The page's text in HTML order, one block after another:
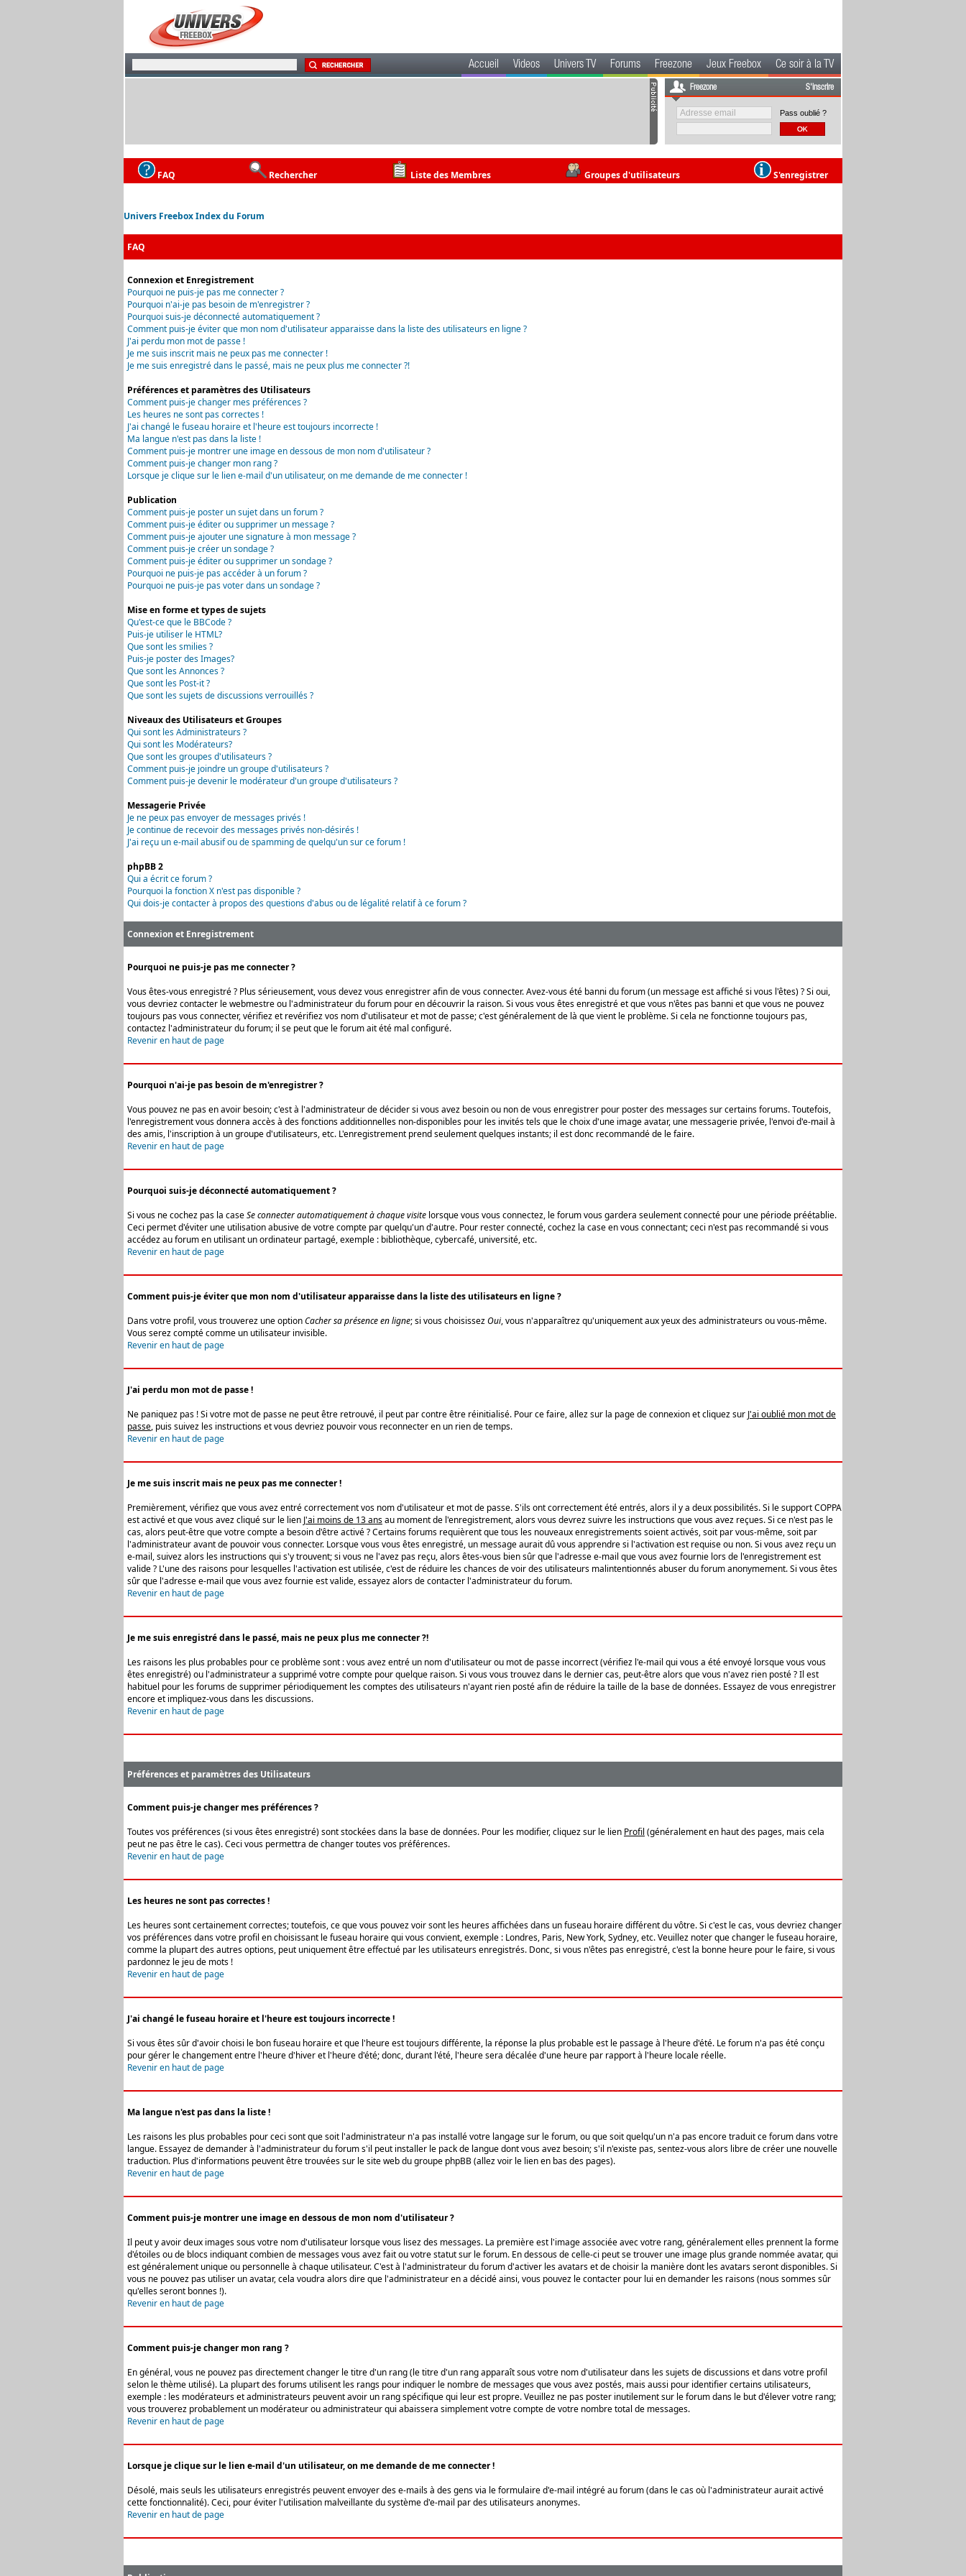
Accueil Videos Univers TV Forums Freezone Jeux Freebox Ce soir à la TV
Freezone S'inscrire
Pass oublié ?
FAQ Rechercher Liste des Membres Groupes d'utilisateurs S'enregistrer
Univers Freebox Index du Forum
FAQ
Connexion et Enregistrement
Pourquoi ne puis-je pas me connecter ?
Pourquoi n'ai-je pas besoin de m'enregistrer ?
Pourquoi suis-je déconnecté automatiquement ?
Comment puis-je éviter que mon nom d'utilisateur apparaisse dans la liste des utilisateurs en ligne ?
J'ai perdu mon mot de passe !
Je me suis inscrit mais ne peux pas me connecter !
Je me suis enregistré dans le passé, mais ne peux plus me connecter ?!
Préférences et paramètres des Utilisateurs
Comment puis-je changer mes préférences ?
Les heures ne sont pas correctes !
J'ai changé le fuseau horaire et l'heure est toujours incorrecte !
Ma langue n'est pas dans la liste !
Comment puis-je montrer une image en dessous de mon nom d'utilisateur ?
Comment puis-je changer mon rang ?
Lorsque je clique sur le lien e-mail d'un utilisateur, on me demande de me connecter !
Publication
Comment puis-je poster un sujet dans un forum ?
Comment puis-je éditer ou supprimer un message ?
Comment puis-je ajouter une signature à mon message ?
Comment puis-je créer un sondage ?
Comment puis-je éditer ou supprimer un sondage ?
Pourquoi ne puis-je pas accéder à un forum ?
Pourquoi ne puis-je pas voter dans un sondage ?
Mise en forme et types de sujets
Qu'est-ce que le BBCode ?
Puis-je utiliser le HTML?
Que sont les smilies ?
Puis-je poster des Images?
Que sont les Annonces ?
Que sont les Post-it ?
Que sont les sujets de discussions verrouillés ?
Niveaux des Utilisateurs et Groupes
Qui sont les Administrateurs ?
Qui sont les Modérateurs?
Que sont les groupes d'utilisateurs ?
Comment puis-je joindre un groupe d'utilisateurs ?
Comment puis-je devenir le modérateur d'un groupe d'utilisateurs ?
Messagerie Privée
Je ne peux pas envoyer de messages privés !
Je continue de recevoir des messages privés non-désirés !
J'ai reçu un e-mail abusif ou de spamming de quelqu'un sur ce forum !
phpBB 2
Qui a écrit ce forum ?
Pourquoi la fonction X n'est pas disponible ?
Qui dois-je contacter à propos des questions d'abus ou de légalité relatif à ce forum ?
Connexion et Enregistrement
Pourquoi ne puis-je pas me connecter ?
Vous êtes-vous enregistré ? Plus sérieusement, vous devez vous enregistrer afin de vous connecter. Avez-vous été banni du forum (un message est affiché si vous l'êtes) ? Si oui,
vous devriez contacter le webmestre ou l'administrateur du forum pour en découvrir la raison. Si vous vous êtes enregistré et que vous n'êtes pas banni et que vous ne pouvez
toujours pas vous connecter, vérifiez et revérifiez vos nom d'utilisateur et mot de passe; c'est généralement de là que vient le problème. Si cela ne fonctionne toujours pas,
contactez l'administrateur du forum; il se peut que le forum ait été mal configuré.
Revenir en haut de page
Pourquoi n'ai-je pas besoin de m'enregistrer ?
Vous pouvez ne pas en avoir besoin; c'est à l'administrateur de décider si vous avez besoin ou non de vous enregistrer pour poster des messages sur certains forums. Toutefois,
l'enregistrement vous donnera accès à des fonctions additionnelles non-disponibles pour les invités tels que le choix d'une image avatar, une messagerie privée, l'envoi d'e-mail à
des amis, l'inscription à un groupe d'utilisateurs, etc. L'enregistrement prend seulement quelques instants; il est donc recommandé de le faire.
Revenir en haut de page
Pourquoi suis-je déconnecté automatiquement ?
Si vous ne cochez pas la caseSe connecter automatiquement à chaque visite lorsque vous vous connectez, le forum vous gardera seulement connecté pour une période préétablie.
Ceci permet d'éviter une utilisation abusive de votre compte par quelqu'un d'autre. Pour rester connecté, cochez la case en vous connectant; ceci n'est pas recommandé si vous
accédez au forum en utilisant un ordinateur partagé, exemple : bibliothèque, cybercafé, université, etc.
Revenir en haut de page
Comment puis-je éviter que mon nom d'utilisateur apparaisse dans la liste des utilisateurs en ligne ?
Dans votre profil, vous trouverez une optionCacher sa présence en ligne; si vous choisissezOui, vous n'apparaîtrez qu'uniquement aux yeux des administrateurs ou vous-même.
Vous serez compté comme un utilisateur invisible.
Revenir en haut de page
J'ai perdu mon mot de passe !
Ne paniquez pas ! Si votre mot de passe ne peut être retrouvé, il peut par contre être réinitialisé. Pour ce faire, allez sur la page de connexion et cliquez sur J'ai oublié mon mot de
passe, puis suivez les instructions et vous devriez pouvoir vous reconnecter en un rien de temps.
Revenir en haut de page
Je me suis inscrit mais ne peux pas me connecter !
Premièrement, vérifiez que vous avez entré correctement vos nom d'utilisateur et mot de passe. S'ils ont correctement été entrés, alors il y a deux possibilités. Si le support COPPA
est activé et que vous avez cliqué sur le lien J'ai moins de 13 ansau moment de l'enregistrement, alors vous devrez suivre les instructions que vous avez reçues. Si ce n'est pas le
cas, alors peut-être que votre compte a besoin d'être activé ? Certains forums requièrent que tous les nouveaux enregistrements soient activés, soit par vous-même, soit par
l'administrateur avant de pouvoir vous connecter. Lorsque vous vous êtes enregistré, un message aurait dû vous apprendre si l'activation est requise ou non. Si vous avez reçu un
e-mail, suivez alors les instructions qui s'y trouvent; si vous ne l'avez pas reçu, alors êtes-vous bien sûr que l'adresse e-mail que vous avez fournie lors de l'enregistrement est
valide ? L'une des raisons pour lesquelles l'activation est utilisée, c'est de réduire les chances de voir des utilisateurs malintentionnés abuser du forum anonymement. Si vous êtes
sûr que l'adresse e-mail que vous avez fournie est valide, essayez alors de contacter l'administrateur du forum.
Revenir en haut de page
Je me suis enregistré dans le passé, mais ne peux plus me connecter ?!
Les raisons les plus probables pour ce problème sont : vous avez entré un nom d'utilisateur ou mot de passe incorrect (vérifiez l'e-mail qui vous a été envoyé lorsque vous vous
êtes enregistré) ou l'administrateur a supprimé votre compte pour quelque raison. Si vous vous trouvez dans le dernier cas, peut-être alors que vous n'avez rien posté ? Il est
habituel pour les forums de supprimer périodiquement les comptes des utilisateurs n'ayant rien posté afin de réduire la taille de la base de données. Essayez de vous enregistrer
encore et impliquez-vous dans les discussions.
Revenir en haut de page
Préférences et paramètres des Utilisateurs
Comment puis-je changer mes préférences ?
Toutes vos préférences (si vous êtes enregistré) sont stockées dans la base de données. Pour les modifier, cliquez sur le lien Profil (généralement en haut des pages, mais cela
peut ne pas être le cas). Ceci vous permettra de changer toutes vos préférences.
Revenir en haut de page
Les heures ne sont pas correctes !
Les heures sont certainement correctes; toutefois, ce que vous pouvez voir sont les heures affichées dans un fuseau horaire différent du vôtre. Si c'est le cas, vous devriez changer
vos préférences dans votre profil en choisissant le fuseau horaire qui vous convient, exemple : Londres, Paris, New York, Sydney, etc. Veuillez noter que changer le fuseau horaire,
comme la plupart des autres options, peut uniquement être effectué par les utilisateurs enregistrés. Donc, si vous n'êtes pas enregistré, c'est la bonne heure pour le faire, si vous
pardonnez le jeu de mots !
Revenir en haut de page
J'ai changé le fuseau horaire et l'heure est toujours incorrecte !
Si vous êtes sûr d'avoir choisi le bon fuseau horaire et que l'heure est toujours différente, la réponse la plus probable est le passage à l'heure d'été. Le forum n'a pas été conçu
pour gérer le changement entre l'heure d'hiver et l'heure d'été; donc, durant l'été, l'heure sera décalée d'une heure par rapport à l'heure locale réelle.
Revenir en haut de page
Ma langue n'est pas dans la liste !
Les raisons les plus probables pour ceci sont que soit l'administrateur n'a pas installé votre langage sur le forum, ou que soit quelqu'un n'a pas encore traduit ce forum dans votre
langue. Essayez de demander à l'administrateur du forum s'il peut installer le pack de langue dont vous avez besoin; s'il n'existe pas, sentez-vous alors libre de créer une nouvelle
traduction. Plus d'informations peuvent être trouvées sur le site web du groupe phpBB (allez voir le lien en bas des pages).
Revenir en haut de page
Comment puis-je montrer une image en dessous de mon nom d'utilisateur ?
Il peut y avoir deux images sous votre nom d'utilisateur lorsque vous lisez des messages. La première est l'image associée avec votre rang, généralement elles prennent la forme
d'étoiles ou de blocs indiquant combien de messages vous avez fait ou votre statut sur le forum. En dessous de celle-ci peut se trouver une image plus grande nommée avatar, qui
est généralement unique ou personnelle à chaque utilisateur. C'est à l'administrateur du forum d'activer les avatars et de choisir la manière dont les avatars seront disponibles. Si
vous ne pouvez pas utiliser un avatar, cela voudra alors dire que l'administrateur en a décidé ainsi, vous pouvez le contacter pour lui en demander les raisons (nous sommes sûr
qu'elles seront bonnes !).
Revenir en haut de page
Comment puis-je changer mon rang ?
En général, vous ne pouvez pas directement changer le titre d'un rang (le titre d'un rang apparaît sous votre nom d'utilisateur dans les sujets de discussions et dans votre profil
selon le thème utilisé). La plupart des forums utilisent les rangs pour indiquer le nombre de messages que vous avez postés, mais aussi pour identifier certains utilisateurs,
exemple : les modérateurs et administrateurs peuvent avoir un rang spécifique qui leur est propre. Veuillez ne pas poster inutilement sur le forum dans le but d'élever votre rang;
vous trouverez probablement un modérateur ou administrateur qui abaissera simplement votre compte de votre nombre total de messages.
Revenir en haut de page
Lorsque je clique sur le lien e-mail d'un utilisateur, on me demande de me connecter !
Désolé, mais seuls les utilisateurs enregistrés peuvent envoyer des e-mails à des gens via le formulaire d'e-mail intégré au forum (dans le cas où l'administrateur aurait activé
cette fonctionnalité). Ceci, pour éviter l'utilisation malveillante du système d'e-mail par des utilisateurs anonymes.
Revenir en haut de page